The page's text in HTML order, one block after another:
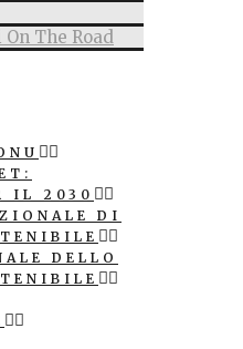
The Road
IL 2030
DI
DELLO